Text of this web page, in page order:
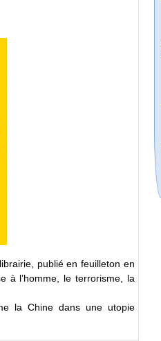
publié en feuilleton en
à l’homme, le terrorisme, la
la Chine dans une utopie